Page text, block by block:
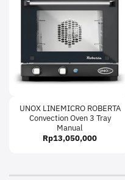
UNOX LINEMICRO ROBERTA
Convection Oven 3 Tray
Manual
Rp13,050,000